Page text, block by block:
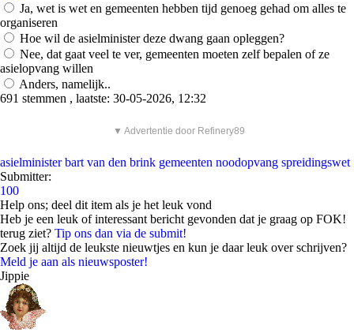
Ja, wet is wet en gemeenten hebben tijd genoeg gehad om alles te
organiseren
Hoe wil de asielminister deze dwang gaan opleggen?
Nee, dat gaat veel te ver, gemeenten moeten zelf bepalen of ze
asielopvang willen
Anders, namelijk..
691 stemmen , laatste: 30-05-2026, 12:32
▼ Advertentie door Refinery89
asielminister bart van den brink gemeenten noodopvang spreidingswet
Submitter:
100
Help ons; deel dit item als je het leuk vond
Heb je een leuk of interessant bericht gevonden dat je graag op FOK!
terug ziet? Tip ons dan via de submit!
Zoek jij altijd de leukste nieuwtjes en kun je daar leuk over schrijven?
Meld je aan als nieuwsposter!
Jippie